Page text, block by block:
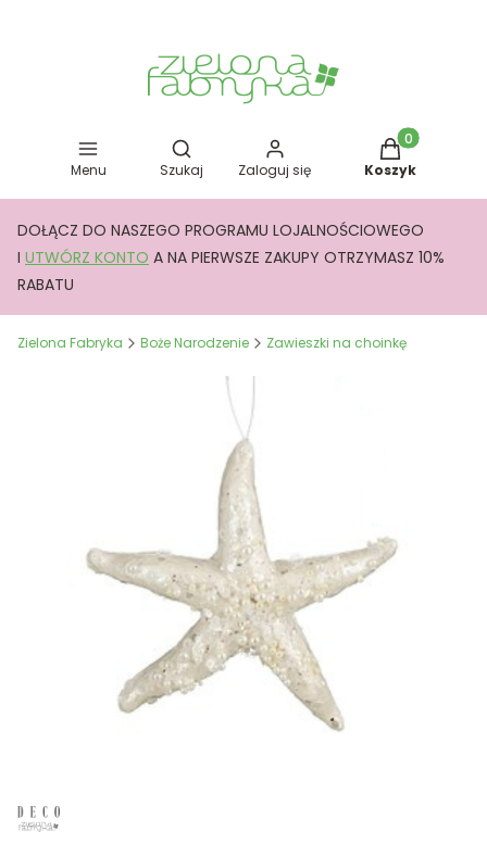
Menu
Otwórz wyszukiwarkę
Szukaj Zaloguj się
Produkty w
Koszyk
DOŁĄCZ DO NASZEGO PROGRAMU LOJALNOŚCIOWEGO
I UTWÓRZ KONTO A NA PIERWSZE ZAKUPY OTRZYMASZ 10%
RABATU
Zielona Fabryka Boże Narodzenie Zawieszki na choinkę